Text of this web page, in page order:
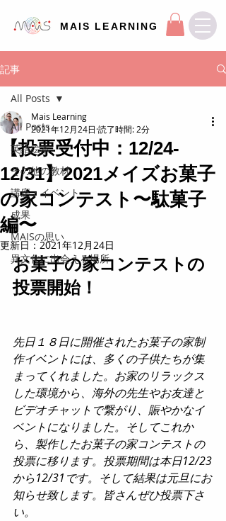
MAIS LEARNING
記事
All Posts
英語絵本
その他の教材
講座・イベント
成果
MAISの思い
異文化に出会える場所
All Posts
【投票受付中：12/24-
12/31】2021メイズお菓子
の家コンテスト〜駄菓子
編〜
Mais Learning
2021年12月24日 読了時間: 2分
更新日：2021年12月24日
お菓子の家コンテストの
投票開始！
先日１８日に開催されたお菓子の家制
作イベントには、多くの子供たちが集
まってくれました。お家のリラックス
した環境から、海外の先生やお友達と
ビデオチャットで繋がり、賑やかなイ
ベントになりました。そしてこれか
ら、製作したお菓子の家コンテストの
投票に移ります。投票期間は本日12/23
から12/31です。そして結果は元旦にお
知らせ致します。皆さんぜひ投票下さ
い。